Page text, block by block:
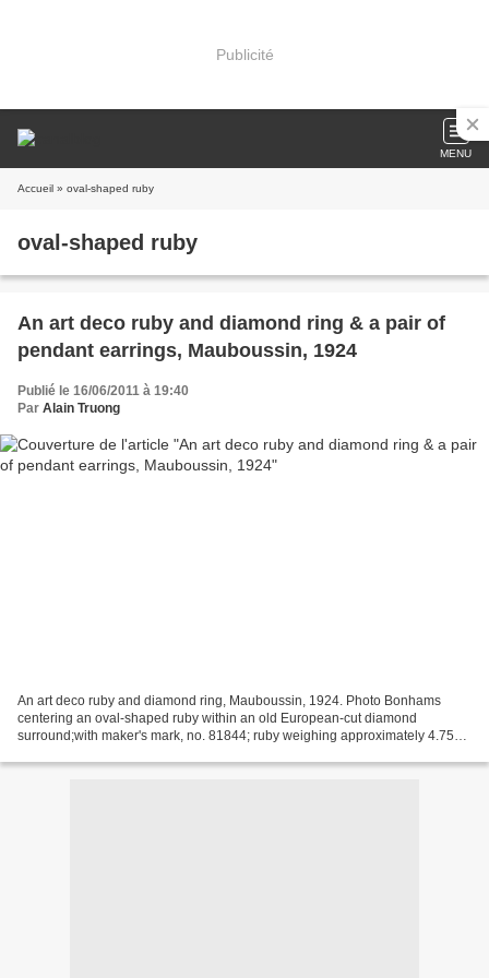
Publicité
MENU
Accueil » oval-shaped ruby
oval-shaped ruby
An art deco ruby and diamond ring & a pair of
pendant earrings, Mauboussin, 1924
Publié le 16/06/2011 à 19:40
Par Alain Truong
An art deco ruby and diamond ring, Mauboussin, 1924. Photo Bonhams
centering an oval-shaped ruby within an old European-cut diamond
surround;with maker's mark, no. 81844; ruby weighing approximately 4.75